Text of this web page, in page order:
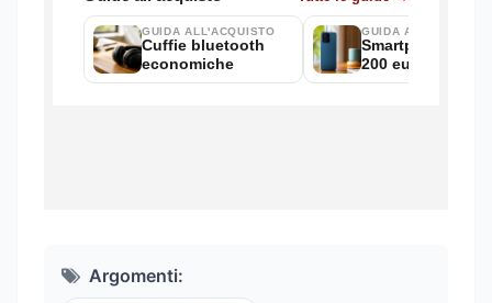
Argomenti: